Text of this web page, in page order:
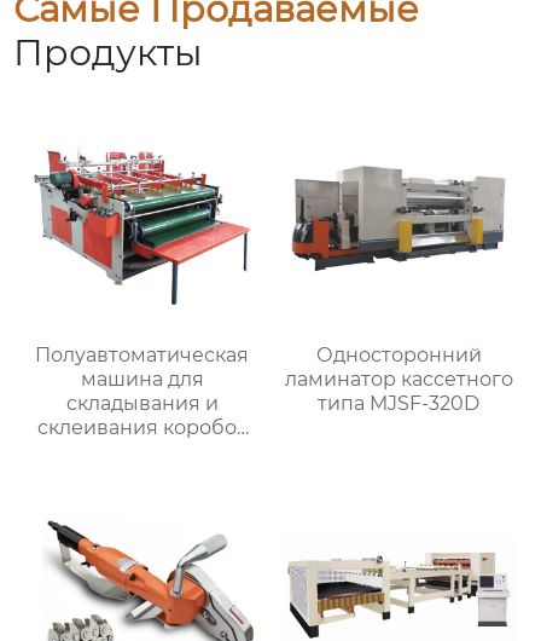
Самые Продаваемые
Продукты
Полуавтоматическая
машина для
складывания и
склеивания коробок
Односторонний
ламинатор кассетного
типа MJSF-320D